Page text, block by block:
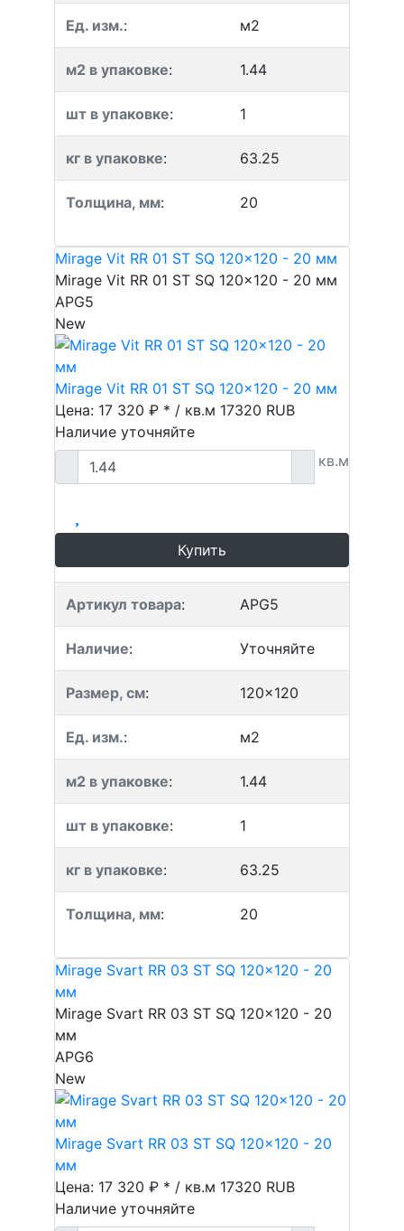
Ед. изм.: м2
м2 в упаковке: 1.44
шт в упаковке: 1
кг в упаковке: 63.25
Толщина, мм: 20
Mirage Vit RR 01 ST SQ 120x120 - 20 мм
Mirage Vit RR 01 ST SQ 120x120 - 20 мм
APG5
New
Mirage Vit RR 01 ST SQ 120x120 - 20 мм
Цена: 17 320 ₽ * / кв.м 17320 RUB
Наличие уточняйте
кв.м
Купить
Артикул товара: APG5
Наличие: Уточняйте
Размер, см: 120x120
Ед. изм.: м2
м2 в упаковке: 1.44
шт в упаковке: 1
кг в упаковке: 63.25
Толщина, мм: 20
Mirage Svart RR 03 ST SQ 120x120 - 20
мм
Mirage Svart RR 03 ST SQ 120x120 - 20
мм
APG6
New
Mirage Svart RR 03 ST SQ 120x120 - 20
мм
Цена: 17 320 ₽ * / кв.м 17320 RUB
Наличие уточняйте